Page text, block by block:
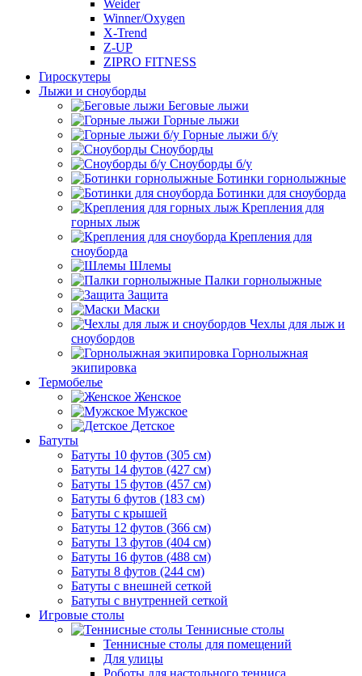
Weider
Winner/Oxygen
X-Trend
Z-UP
ZIPRO FITNESS
Гироскутеры
Лыжи и сноуборды
Беговые лыжи
Горные лыжи
Горные лыжи б/у
Сноуборды
Сноуборды б/у
Ботинки горнолыжные
Ботинки для сноуборда
Крепления для
горных лыж
Крепления для
сноуборда
Шлемы
Палки горнолыжные
Защита
Маски
Чехлы для лыж и
сноубордов
Горнолыжная
экипировка
Термобелье
Женское
Мужское
Детское
Батуты
Батуты 10 футов (305 см)
Батуты 14 футов (427 см)
Батуты 15 футов (457 см)
Батуты 6 футов (183 см)
Батуты с крышей
Батуты 12 футов (366 см)
Батуты 13 футов (404 см)
Батуты 16 футов (488 см)
Батуты 8 футов (244 см)
Батуты с внешней сеткой
Батуты с внутренней сеткой
Игровые столы
Теннисные столы
Теннисные столы для помещений
Для улицы
Роботы для настольного тенниса